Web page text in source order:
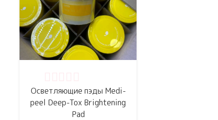
Осветляющие пэды Medi-
peel Deep-Tox Brightening
Pad